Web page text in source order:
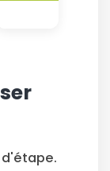
d'étape.